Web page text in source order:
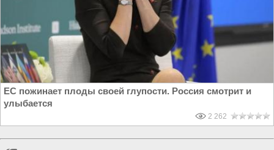
ЕС пожинает плоды своей глупости. Россия смотрит и
улыбается
2 262